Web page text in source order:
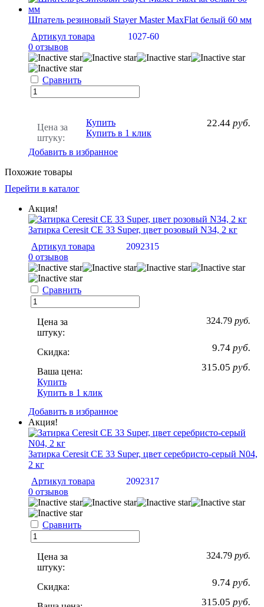
Шпатель резиновый Stayer Master MaxFlat белый 60 мм
Артикул товара
1027-60
0 отзывов
Сравнить
Цена за
штуку:
22.44 руб.
Купить
Купить в 1 клик
Добавить в избранное
Похожие товары
Перейти в каталог
Акция!
Затирка Ceresit CE 33 Super, цвет розовый N34, 2 кг
Артикул товара
2092315
0 отзывов
Сравнить
Цена за
штуку:
324.79 руб.
Скидка: 9.74 руб.
Ваша цена: 315.05 руб.
Купить
Купить в 1 клик
Добавить в избранное
Акция!
Затирка Ceresit CE 33 Super, цвет серебристо-серый N04,
2 кг
Артикул товара
2092317
0 отзывов
Сравнить
Цена за
штуку:
324.79 руб.
Скидка: 9.74 руб.
315.05 руб.